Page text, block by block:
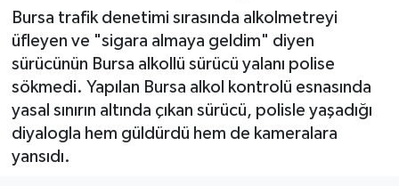
Bursa trafik denetimi sırasında alkolmetreyi
üfleyen ve "sigara almaya geldim" diyen
sürücünün Bursa alkollü sürücü yalanı polise
sökmedi. Yapılan Bursa alkol kontrolü esnasında
yasal sınırın altında çıkan sürücü, polisle yaşadığı
diyalogla hem güldürdü hem de kameralara
yansıdı.
Gündem
Magazin
Sağlık
Son Dakika Haberleri
Haber Arşivi